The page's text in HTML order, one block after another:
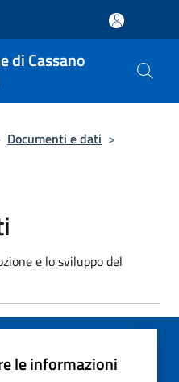
di Cassano
Documenti e dati >
e lo sviluppo del
le informazioni